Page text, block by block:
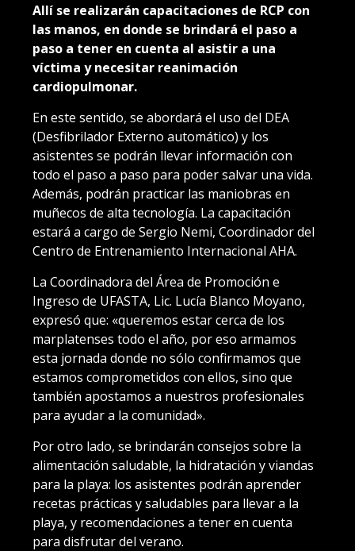
Allí se realizarán capacitaciones de RCP con
las manos, en donde se brindará el paso a
paso a tener en cuenta al asistir a una
víctima y necesitar reanimación
cardiopulmonar.
En este sentido, se abordará el uso del DEA
(Desfibrilador Externo automático) y los
asistentes se podrán llevar información con
todo el paso a paso para poder salvar una vida.
Además, podrán practicar las maniobras en
muñecos de alta tecnología. La capacitación
estará a cargo de Sergio Nemi, Coordinador del
Centro de Entrenamiento Internacional AHA.
La Coordinadora del Área de Promoción e
Ingreso de UFASTA, Lic. Lucía Blanco Moyano,
expresó que: «queremos estar cerca de los
marplatenses todo el año, por eso armamos
esta jornada donde no sólo confirmamos que
estamos comprometidos con ellos, sino que
también apostamos a nuestros profesionales
para ayudar a la comunidad».
Por otro lado, se brindarán consejos sobre la
alimentación saludable, la hidratación y viandas
para la playa: los asistentes podrán aprender
recetas prácticas y saludables para llevar a la
playa, y recomendaciones a tener en cuenta
para disfrutar del verano.